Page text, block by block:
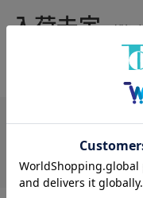
入荷未定（税込
在庫が